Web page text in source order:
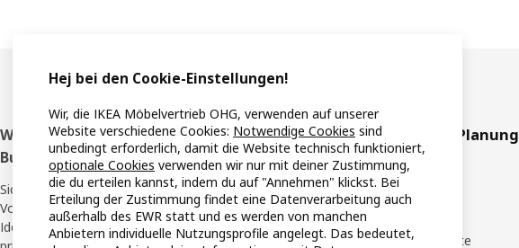
Fußzeile
Werde IKEA Family oder IKEA
Business Network Mitglied
Sichere dir als Mitglied exklusive Angebote,
Vorteile, Inspiration und Services, um deine
Ideen zum Leben zu erwecken - für dich
Einkaufen & Planung
Standorte
IKEA App
Alle IKEA Produkte
Hej bei den Cookie-Einstellungen!
Wir, die IKEA Möbelvertrieb OHG, verwenden auf unserer
Website verschiedene Cookies: Notwendige Cookies sind
unbedingt erforderlich, damit die Website technisch funktioniert,
optionale Cookies verwenden wir nur mit deiner Zustimmung,
die du erteilen kannst, indem du auf "Annehmen" klickst. Bei
Erteilung der Zustimmung findet eine Datenverarbeitung auch
außerhalb des EWR statt und es werden von manchen
Anbietern individuelle Nutzungsprofile angelegt. Das bedeutet,